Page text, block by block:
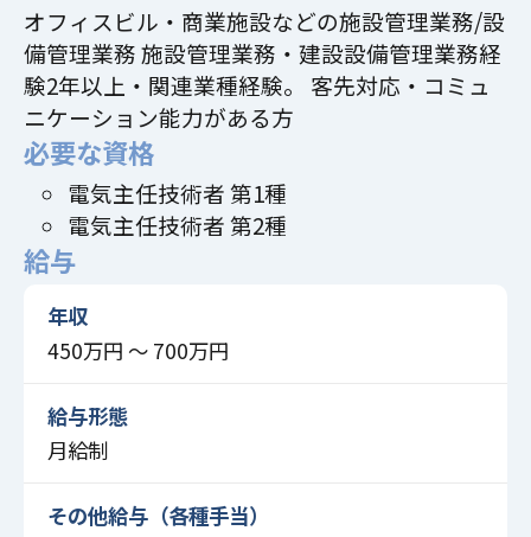
オフィスビル・商業施設などの施設管理業務/設
備管理業務 施設管理業務・建設設備管理業務経
験2年以上・関連業種経験。 客先対応・コミュ
ニケーション能力がある方
必要な資格
電気主任技術者 第1種
電気主任技術者 第2種
給与
年収
450万円 〜 700万円
給与形態
月給制
その他給与（各種手当）